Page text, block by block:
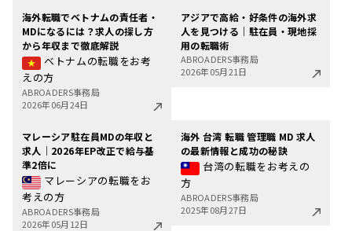
海外転職でベトナムの責任者・
MDになるには？求人の探し方
から年収まで徹底解説
ベトナムの転職をお考
えの方
ABROADERS事務局
2026年06月24日
アジアで高給・好条件の海外求
人を見つける｜駐在員・現地採
用の転職術
ABROADERS事務局
2026年05月21日
マレーシア駐在員MDの年収と
求人｜2026年EP改正で給与基
準2倍に
マレーシアの転職をお
考えの方
ABROADERS事務局
2026年05月12日
海外 台湾 転職 管理職 MD 求人
の最新情報と成功の秘訣
台湾の転職をお考えの
方
ABROADERS事務局
2025年08月27日